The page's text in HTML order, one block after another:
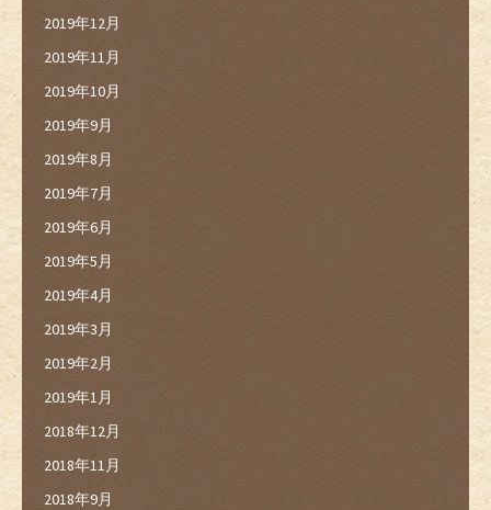
2019年12月
2019年11月
2019年10月
2019年9月
2019年8月
2019年7月
2019年6月
2019年5月
2019年4月
2019年3月
2019年2月
2019年1月
2018年12月
2018年11月
2018年9月